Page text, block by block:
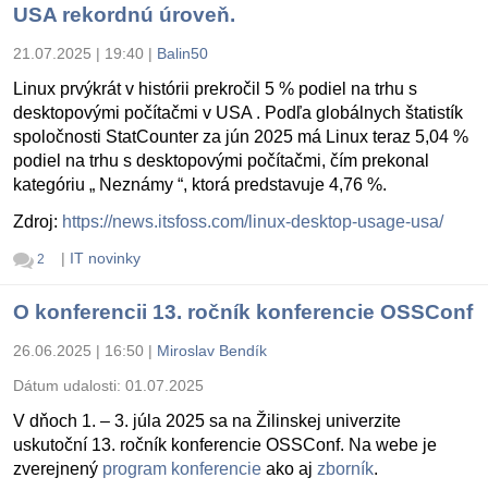
USA rekordnú úroveň.
21.07.2025 | 19:40 | Balin50
Linux prvýkrát v histórii prekročil 5 % podiel na trhu s
desktopovými počítačmi v USA . Podľa globálnych štatistík
spoločnosti StatCounter za jún 2025 má Linux teraz 5,04 %
podiel na trhu s desktopovými počítačmi, čím prekonal
kategóriu „ Neznámy “, ktorá predstavuje 4,76 %.
Zdroj: https://news.itsfoss.com/linux-desktop-usage-usa/
2 | IT novinky
O konferencii 13. ročník konferencie OSSConf
26.06.2025 | 16:50 | Miroslav Bendík
Dátum udalosti: 01.07.2025
V dňoch 1. – 3. júla 2025 sa na Žilinskej univerzite
uskutoční 13. ročník konferencie OSSConf. Na webe je
zverejnený program konferencie ako aj zborník.